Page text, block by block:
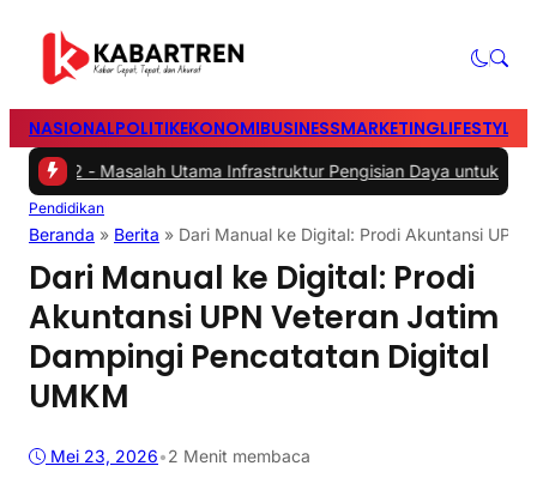
NASIONALPOLITIKEKONOMIBUSINESSMARKETINGLIFESTYLE
#2 - Masalah Utama Infrastruktur Pengisian Daya untuk Mobil
Pendidikan
Beranda » Berita » Dari Manual ke Digital: Prodi Akuntansi
Dari Manual ke Digital: Prodi
Akuntansi UPN Veteran Jatim
Dampingi Pencatatan Digital
UMKM
Mei 23, 2026•2 Menit membaca